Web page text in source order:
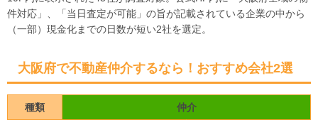
件対応」、「当日査定が可能」の旨が記載されている企業の中から
（一部）現金化までの日数が短い2社を選定。
大阪府で不動産仲介するなら！おすすめ会社2選
種類 仲介